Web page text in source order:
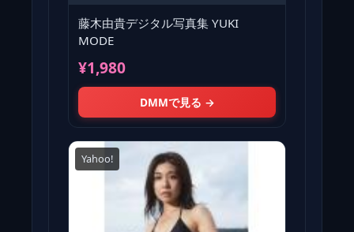
藤木由貴デジタル写真集 YUKI
MODE
¥1,980
DMMで見る →
Yahoo!